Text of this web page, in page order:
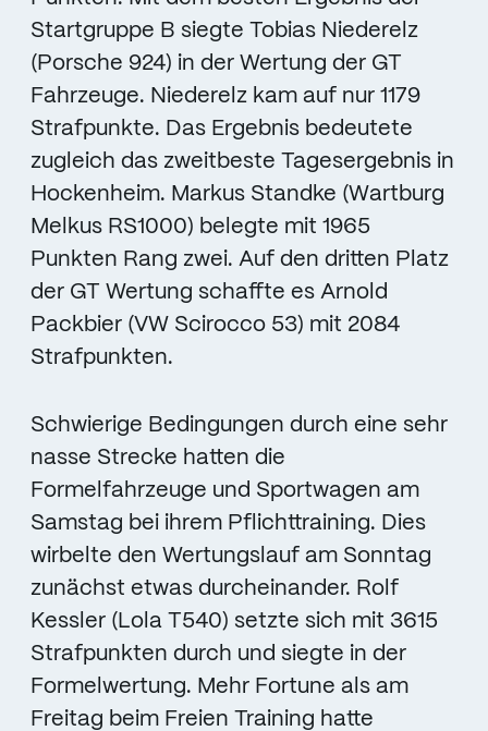
Startgruppe B siegte Tobias Niederelz
(Porsche 924) in der Wertung der GT
Fahrzeuge. Niederelz kam auf nur 1179
Strafpunkte. Das Ergebnis bedeutete
zugleich das zweitbeste Tagesergebnis in
Hockenheim. Markus Standke (Wartburg
Melkus RS1000) belegte mit 1965
Punkten Rang zwei. Auf den dritten Platz
der GT Wertung schaffte es Arnold
Packbier (VW Scirocco 53) mit 2084
Strafpunkten.
Schwierige Bedingungen durch eine sehr
nasse Strecke hatten die
Formelfahrzeuge und Sportwagen am
Samstag bei ihrem Pflichttraining. Dies
wirbelte den Wertungslauf am Sonntag
zunächst etwas durcheinander. Rolf
Kessler (Lola T540) setzte sich mit 3615
Strafpunkten durch und siegte in der
Formelwertung. Mehr Fortune als am
Freitag beim Freien Training hatte